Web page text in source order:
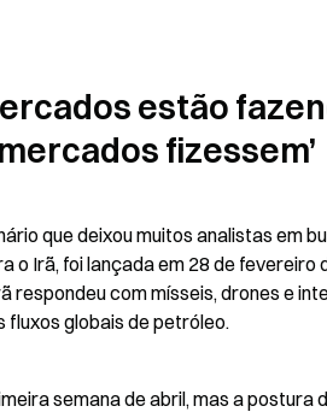
estão
fizessem’
que deixou muitos analistas em
o Irã, foi lançada em 28 de fevereiro
respondeu com mísseis, drones e
fluxos globais de petróleo.
semana de abril, mas a postura